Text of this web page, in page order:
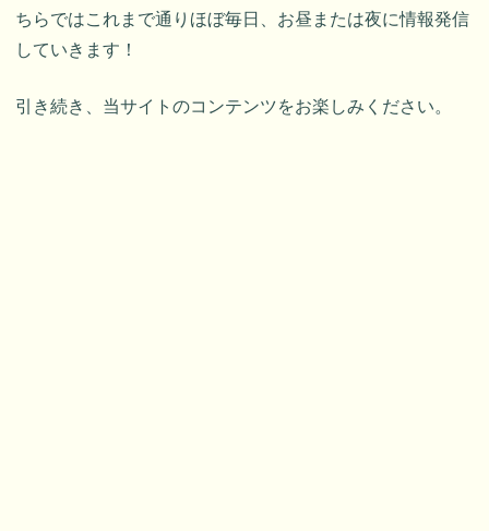
ちらではこれまで通りほぼ毎日、お昼または夜に情報発信
していきます！
引き続き、当サイトのコンテンツをお楽しみください。